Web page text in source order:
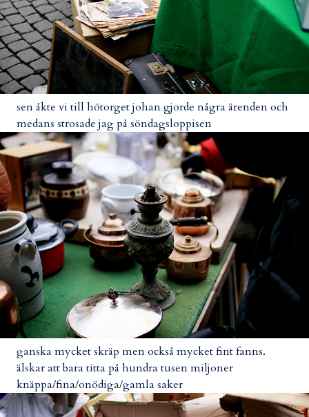
sen åkte vi till hötorget johan gjorde några ärenden och
medans strosade jag på söndagsloppisen
ganska mycket skräp men också mycket fint fanns.
älskar att bara titta på hundra tusen miljoner
knäppa/fina/onödiga/gamla saker